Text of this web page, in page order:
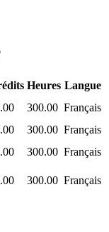
Heures Langue
300.00 Français
300.00 Français
300.00 Français
300.00 Français